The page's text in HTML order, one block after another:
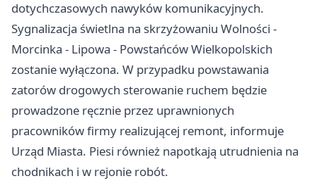
dotychczasowych nawyków komunikacyjnych.
Sygnalizacja świetlna na skrzyżowaniu Wolności -
Morcinka - Lipowa - Powstańców Wielkopolskich
zostanie wyłączona. W przypadku powstawania
zatorów drogowych sterowanie ruchem będzie
prowadzone ręcznie przez uprawnionych
pracowników firmy realizującej remont, informuje
Urząd Miasta. Piesi również napotkają utrudnienia na
chodnikach i w rejonie robót.